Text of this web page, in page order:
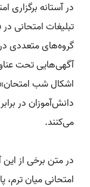
در آستانه برگزاری
تبلیغات امتحانی
گروه‌های متعددی در
آگهی‌هایی تحت
اشکال شب
دانش‌آموزان در
می‌کنند.
در متن برخی از
امتحانی میان ترم،